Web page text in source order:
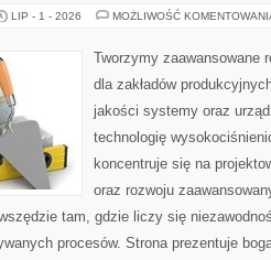
LIP - 1 - 2026 MOŻLIWOŚĆ
Tworzymy zaawansowane
dla zakładów
jakości systemy oraz
technologię
koncentruje się na
oraz rozwoju
tam, gdzie liczy się
procesów. Strona prezentuje